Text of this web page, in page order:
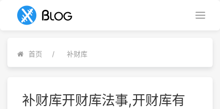
首页 补财库
补财库开财库法事,开财库有